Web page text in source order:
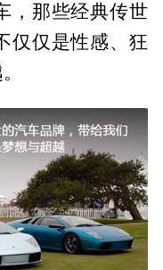
，那些经典传世
仅仅是性感、狂